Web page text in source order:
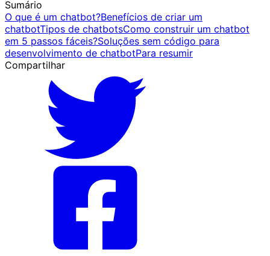
Sumário
O que é um chatbot?Benefícios de criar um
chatbotTipos de chatbotsComo construir um chatbot
em 5 passos fáceis?Soluções sem código para
desenvolvimento de chatbotPara resumir
Compartilhar